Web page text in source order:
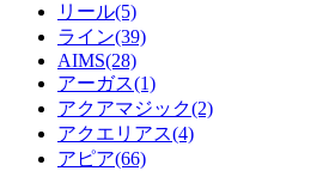
リール(5)
ライン(39)
AIMS(28)
アーガス(1)
アクアマジック(2)
アクエリアス(4)
アピア(66)